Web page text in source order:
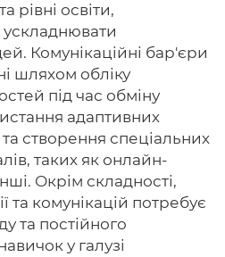
рівні освіти,
ускладнювати
Комунікаційні бар'єри
шляхом обліку
під час обміну
адаптивних
та створення спеціальних
таких як онлайн-
Окрім складності,
та комунікацій потребує
та постійного
у галузі